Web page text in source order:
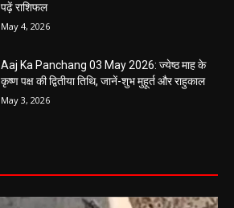
पढ़ें राशिफल
May 4, 2026
Aaj Ka Panchang 03 May 2026: ज्येष्ठ माह के
कृष्ण पक्ष की द्वितीया तिथि, जानें-शुभ मुहूर्त और राहुकाल
May 3, 2026